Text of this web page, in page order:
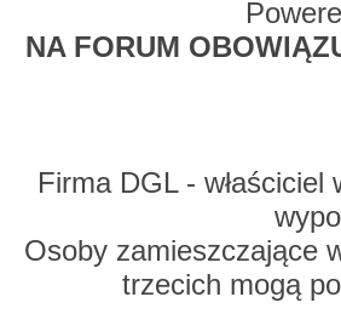
NA FORUM
Firma DGL -
Osoby zamieszczające
trzecich mogą